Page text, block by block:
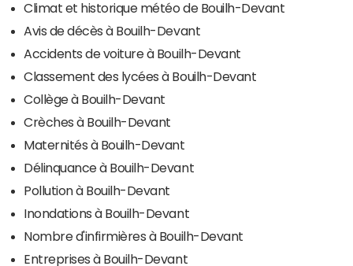
Climat et historique météo de Bouilh-Devant
Avis de décès à Bouilh-Devant
Accidents de voiture à Bouilh-Devant
Classement des lycées à Bouilh-Devant
Collège à Bouilh-Devant
Crèches à Bouilh-Devant
Maternités à Bouilh-Devant
Délinquance à Bouilh-Devant
Pollution à Bouilh-Devant
Inondations à Bouilh-Devant
Nombre d'infirmières à Bouilh-Devant
Entreprises à Bouilh-Devant